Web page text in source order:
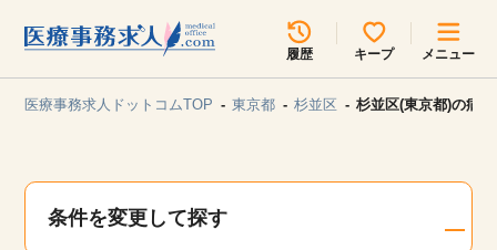
履歴 キープ メニュー
医療事務求人ドットコムTOP 東京都 杉並区 杉並区(東京都)の病
条件を変更して探す
所在地のエリアを選択してください
各支店担当よりご連絡させていただきます。
関東